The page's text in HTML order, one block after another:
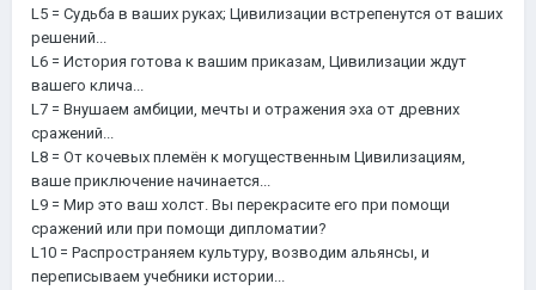
L5 = Судьба в ваших руках; Цивилизации встрепенутся от ваших
решений...
L6 = История готова к вашим приказам, Цивилизации ждут
вашего клича...
L7 = Внушаем амбиции, мечты и отражения эха от древних
сражений...
L8 = От кочевых племён к могущественным Цивилизациям,
ваше приключение начинается...
L9 = Мир это ваш холст. Вы перекрасите его при помощи
сражений или при помощи дипломатии?
L10 = Распространяем культуру, возводим альянсы, и
переписываем учебники истории...